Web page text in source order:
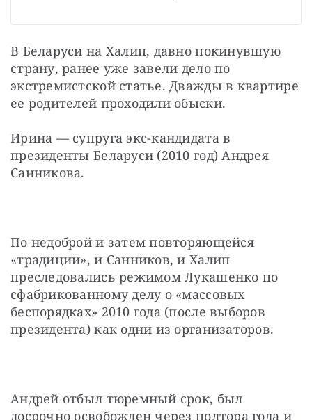
В Беларуси на Халип, давно покинувшую
страну, ранее уже завели дело по
экстремистской статье. Дважды в квартире
ее родителей проходили обыски.
Ирина — супруга экс-кандидата в
президенты Беларуси (2010 год) Андрея
Санникова.
По недоброй и затем повторяющейся
«традиции», и Санников, и Халип
преследовались режимом Лукашенко по
сфабрикованному делу о «массовых
беспорядках» 2010 года (после выборов
президента) как одни из организаторов.
Андрей отбыл тюремный срок, был
досрочно освобожден через полтора года и